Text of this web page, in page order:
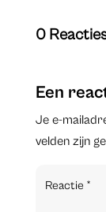
0
Een
Je e-
velden zijn